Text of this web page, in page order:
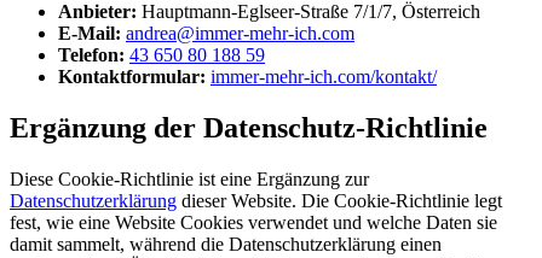
Anbieter: Hauptmann-Eglseer-Straße 7/1/7, Österreich
E-Mail: andrea@immer-mehr-ich.com
Telefon: 43 650 80 188 59
Kontaktformular: immer-mehr-ich.com/kontakt/
Ergänzung der Datenschutz-Richtlinie
Diese Cookie-Richtlinie ist eine Ergänzung zur
Datenschutzerklärung dieser Website. Die Cookie-Richtlinie legt
fest, wie eine Website Cookies verwendet und welche Daten sie
damit sammelt, während die Datenschutzerklärung einen